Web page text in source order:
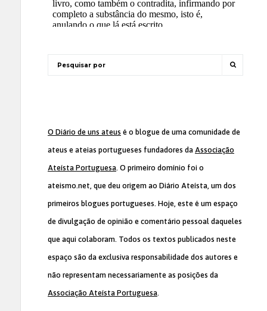
O Diário de uns ateus é o blogue de uma comunidade de
ateus e ateias portugueses fundadores da Associação
Ateísta Portuguesa. O primeiro domínio foi o
ateismo.net, que deu origem ao Diário Ateísta, um dos
primeiros blogues portugueses. Hoje, este é um espaço
de divulgação de opinião e comentário pessoal daqueles
que aqui colaboram. Todos os textos publicados neste
espaço são da exclusiva responsabilidade dos autores e
não representam necessariamente as posições da
Associação Ateísta Portuguesa.